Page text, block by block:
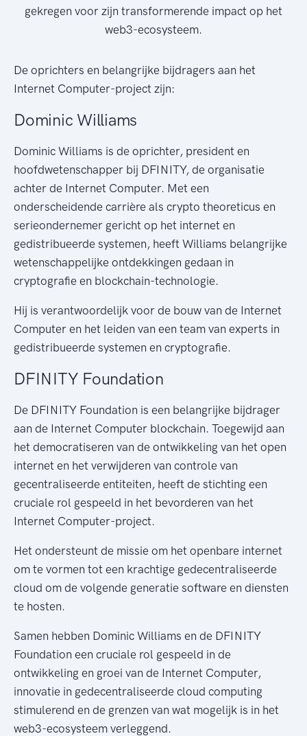
gekregen voor zijn transformerende impact op het
web3-ecosysteem.
De oprichters en belangrijke bijdragers aan het
Internet Computer-project zijn:
Dominic Williams
Dominic Williams is de oprichter, president en
hoofdwetenschapper bij DFINITY, de organisatie
achter de Internet Computer. Met een
onderscheidende carrière als crypto theoreticus en
serieondernemer gericht op het internet en
gedistribueerde systemen, heeft Williams belangrijke
wetenschappelijke ontdekkingen gedaan in
cryptografie en blockchain-technologie.
Hij is verantwoordelijk voor de bouw van de Internet
Computer en het leiden van een team van experts in
gedistribueerde systemen en cryptografie.
DFINITY Foundation
De DFINITY Foundation is een belangrijke bijdrager
aan de Internet Computer blockchain. Toegewijd aan
het democratiseren van de ontwikkeling van het open
internet en het verwijderen van controle van
gecentraliseerde entiteiten, heeft de stichting een
cruciale rol gespeeld in het bevorderen van het
Internet Computer-project.
Het ondersteunt de missie om het openbare internet
om te vormen tot een krachtige gedecentraliseerde
cloud om de volgende generatie software en diensten
te hosten.
Samen hebben Dominic Williams en de DFINITY
Foundation een cruciale rol gespeeld in de
ontwikkeling en groei van de Internet Computer,
innovatie in gedecentraliseerde cloud computing
stimulerend en de grenzen van wat mogelijk is in het
web3-ecosysteem verleggend.